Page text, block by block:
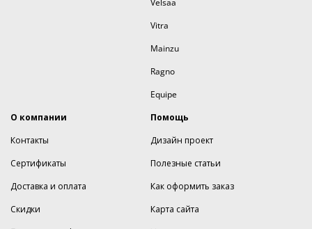
Velsaa
Vitra
Mainzu
Ragno
Equipe
О компании
Контакты
Сертификаты
Доставка и оплата
Скидки
Помощь
Дизайн проект
Полезные статьи
Как оформить заказ
Карта сайта